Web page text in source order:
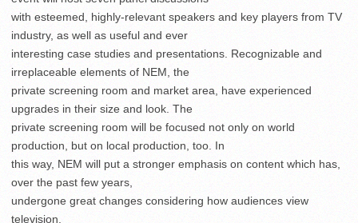
with esteemed, highly-relevant speakers and key players from TV
industry, as well as useful and ever
interesting case studies and presentations. Recognizable and
irreplaceable elements of NEM, the
private screening room and market area, have experienced
upgrades in their size and look. The
private screening room will be focused not only on world
production, but on local production, too. In
this way, NEM will put a stronger emphasis on content which has,
over the past few years,
undergone great changes considering how audiences view
television.